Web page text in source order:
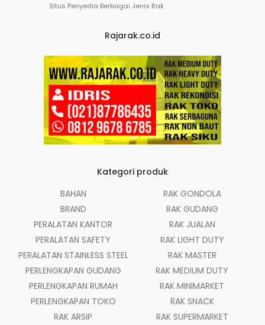
Situs Penyedia Berbagai Jenis Rak
Rajarak.co.id
Kategori produk
BAHAN
BRAND
PERALATAN KANTOR
PERALATAN SAFETY
PERALATAN STAINLESS STEEL
PERLENGKAPAN GUDANG
PERLENGKAPAN RUMAH
PERLENGKAPAN TOKO
RAK ARSIP
RAK GONDOLA
RAK GUDANG
RAK JUALAN
RAK LIGHT DUTY
RAK MASTER
RAK MEDIUM DUTY
RAK MINIMARKET
RAK SNACK
RAK SUPERMARKET